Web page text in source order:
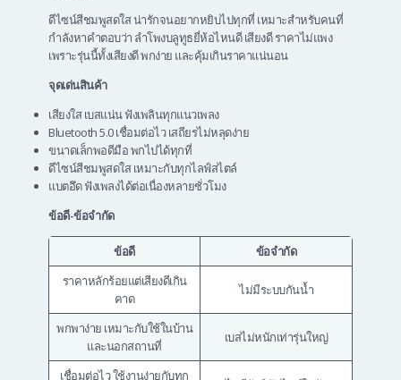
ดีไซน์สีชมพูสดใส น่ารักจนอยากหยิบไปทุกที่ เหมาะสำหรับคนที่
กำลังหาคำตอบว่า ลําโพงบลูทูธยี่ห้อไหนดี เสียงดี ราคาไม่แพง
เพราะรุ่นนี้ทั้งเสียงดี พกง่าย และคุ้มเกินราคาแน่นอน
จุดเด่นสินค้า
เสียงใส เบสแน่น ฟังเพลินทุกแนวเพลง
Bluetooth 5.0 เชื่อมต่อไว เสถียรไม่หลุดง่าย
ขนาดเล็กพอดีมือ พกไปได้ทุกที่
ดีไซน์สีชมพูสดใส เหมาะกับทุกไลฟ์สไตล์
แบตอึด ฟังเพลงได้ต่อเนื่องหลายชั่วโมง
ข้อดี-ข้อจำกัด
ข้อดี
ข้อจำกัด
ราคาหลักร้อยแต่เสียงดีเกิน
คาด
ไม่มีระบบกันน้ำ
พกพาง่าย เหมาะกับใช้ในบ้าน
และนอกสถานที่
เบสไม่หนักเท่ารุ่นใหญ่
เชื่อมต่อไว ใช้งานง่ายกับทุก